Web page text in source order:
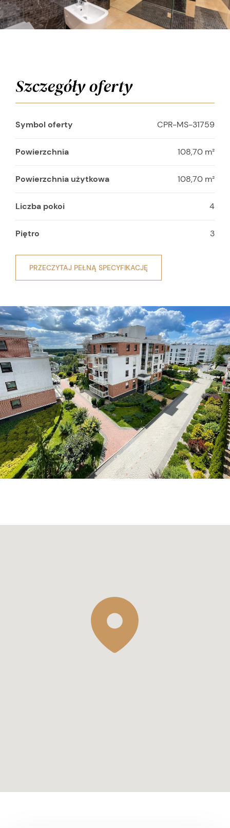
Szczegóły oferty
Symbol oferty CPR-MS-31759
Powierzchnia 108,70 m²
Powierzchnia użytkowa 108,70 m²
Liczba pokoi 4
Piętro 3
PRZECZYTAJ PEŁNĄ SPECYFIKACJĘ